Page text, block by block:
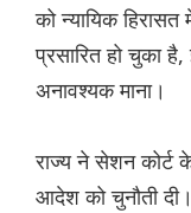
को न्यायिक हिरासत
प्रसारित हो चुका
अनावश्यक माना।
राज्य ने सेशन कोर्ट
आदेश को चुनौती